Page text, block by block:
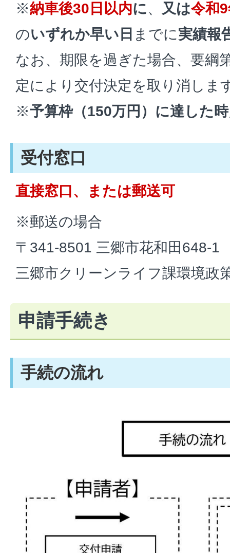
※納車後30日以内に、 又は令和
のいずれか早い日 までに実績報
なお、期限を過ぎた場合、要綱
定により交付決定を取り消しま
※予算枠（150万円）に達した
受付窓口
直接窓口、または郵送可
※郵送の場合
〒341-8501 三郷市花和田648-1
三郷市クリーンライフ課環境政
申請手続き
手続の流れ